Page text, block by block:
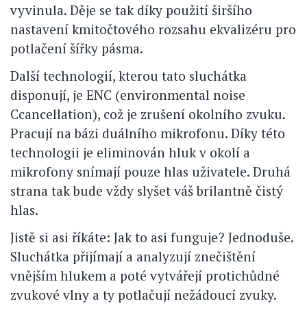
vyvinula. Děje se tak díky použití širšího
nastavení kmitočtového rozsahu ekvalizéru pro
potlačení šířky pásma.
Další technologií, kterou tato sluchátka
disponují, je ENC (environmental noise
Ccancellation), což je zrušení okolního zvuku.
Pracují na bázi duálního mikrofonu. Díky této
technologii je eliminován hluk v okolí a
mikrofony snímají pouze hlas uživatele. Druhá
strana tak bude vždy slyšet váš brilantně čistý
hlas.
Jistě si asi říkáte: Jak to asi funguje? Jednoduše.
Sluchátka přijímají a analyzují znečištění
vnějším hlukem a poté vytvářejí protichůdné
zvukové vlny a ty potlačují nežádoucí zvuky.